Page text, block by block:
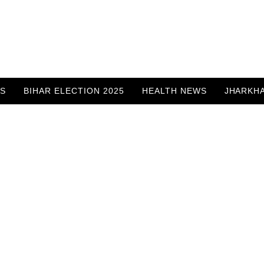
BIHAR ELECTION 2025 HEALTH NEWS